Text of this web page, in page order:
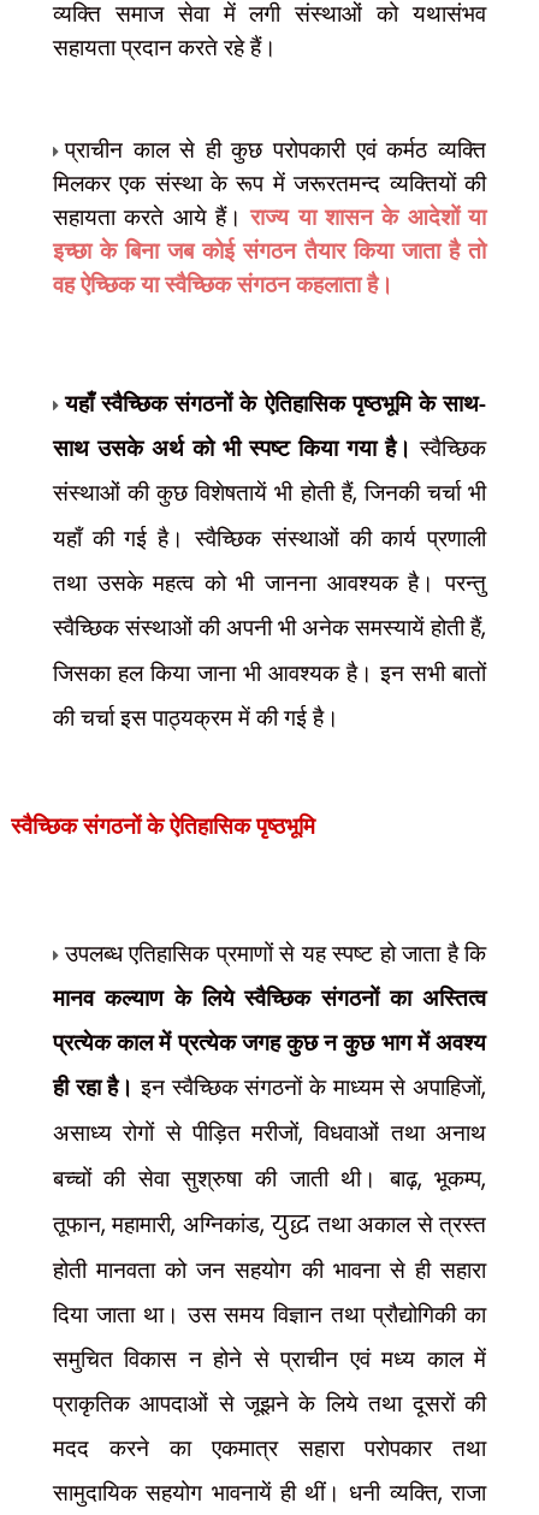
व्यक्ति समाज सेवा में लगी संस्थाओं को यथासंभव
सहायता प्रदान करते रहे हैं।
प्राचीन काल से ही कुछ परोपकारी एवं कर्मठ व्यक्ति
मिलकर एक संस्था के रूप में जरूरतमन्द व्यक्तियों की
सहायता करते आये हैं। राज्य या शासन के आदेशों या
इच्छा के बिना जब कोई संगठन तैयार किया जाता है तो
वह ऐच्छिक या स्वैच्छिक संगठन कहलाता है।
यहाँ स्वैच्छिक संगठनों के ऐतिहासिक पृष्ठभूमि के साथ-
साथ उसके अर्थ को भी स्पष्ट किया गया है। स्वैच्छिक
संस्थाओं की कुछ विशेषतायें भी होती हैं,जिनकी चर्चा भी
यहाँ की गई है। स्वैच्छिक संस्थाओं की कार्य प्रणाली
तथा उसके महत्व को भी जानना आवश्यक है। परन्तु
स्वैच्छिक संस्थाओं की अपनी भी अनेक समस्यायें होती हैं,
जिसका हल किया जाना भी आवश्यक है। इन सभी बातों
की चर्चा इस पाठ्यक्रम में की गई है।
स्वैच्छिक संगठनों के ऐतिहासिक पृष्ठभूमि
उपलब्ध एतिहासिक प्रमाणों से यह स्पष्ट हो जाता है कि
मानव कल्याण के लिये स्वैच्छिक संगठनों का अस्तित्व
प्रत्येक काल में प्रत्येक जगह कुछ न कुछ भाग में अवश्य
ही रहा है।इन स्वैच्छिक संगठनों के माध्यम से अपाहिजों,
असाध्य रोगों से पीड़ित मरीजों,विधवाओं तथा अनाथ
बच्चों की सेवा सुश्रुषा की जाती थी। बाढ़,भूकम्प,
तूफान,महामारी, अग्निकांड, युद्ध तथा अकाल से त्रस्त
होती मानवता को जन सहयोग की भावना से हीसहारा
दिया जाता था। उस समय विज्ञान तथा प्रौद्योगिकी का
समुचित विकास न होने से प्राचीन एवं मध्य काल में
प्राकृतिक आपदाओं से जूझने के लिये तथा दूसरों की
मदद करने का एकमात्र सहारा परोपकार तथा
सामुदायिक सहयोग भावनायें ही थीं। धनी व्यक्ति,राजा